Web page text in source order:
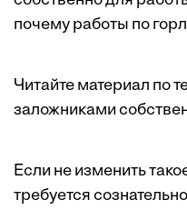
почему работы по
Читайте материал по
заложниками
Если не изменить
требуется